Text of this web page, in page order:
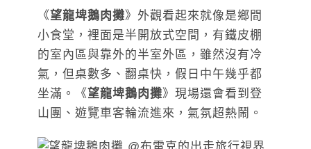
《望龍埤鵝肉攤》外觀看起來就像是鄉間
小食堂，裡面是半開放式空間，有鐵皮棚
的室內區與靠外的半室外區，雖然沒有冷
氣，但桌數多、翻桌快，假日中午幾乎都
坐滿。《望龍埤鵝肉攤》現場還會看到登
山團、遊覽車客輪流進來，氣氛超熱鬧。